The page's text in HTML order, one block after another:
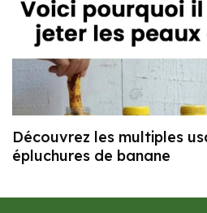
Découvrez les multiples
épluchures de banane